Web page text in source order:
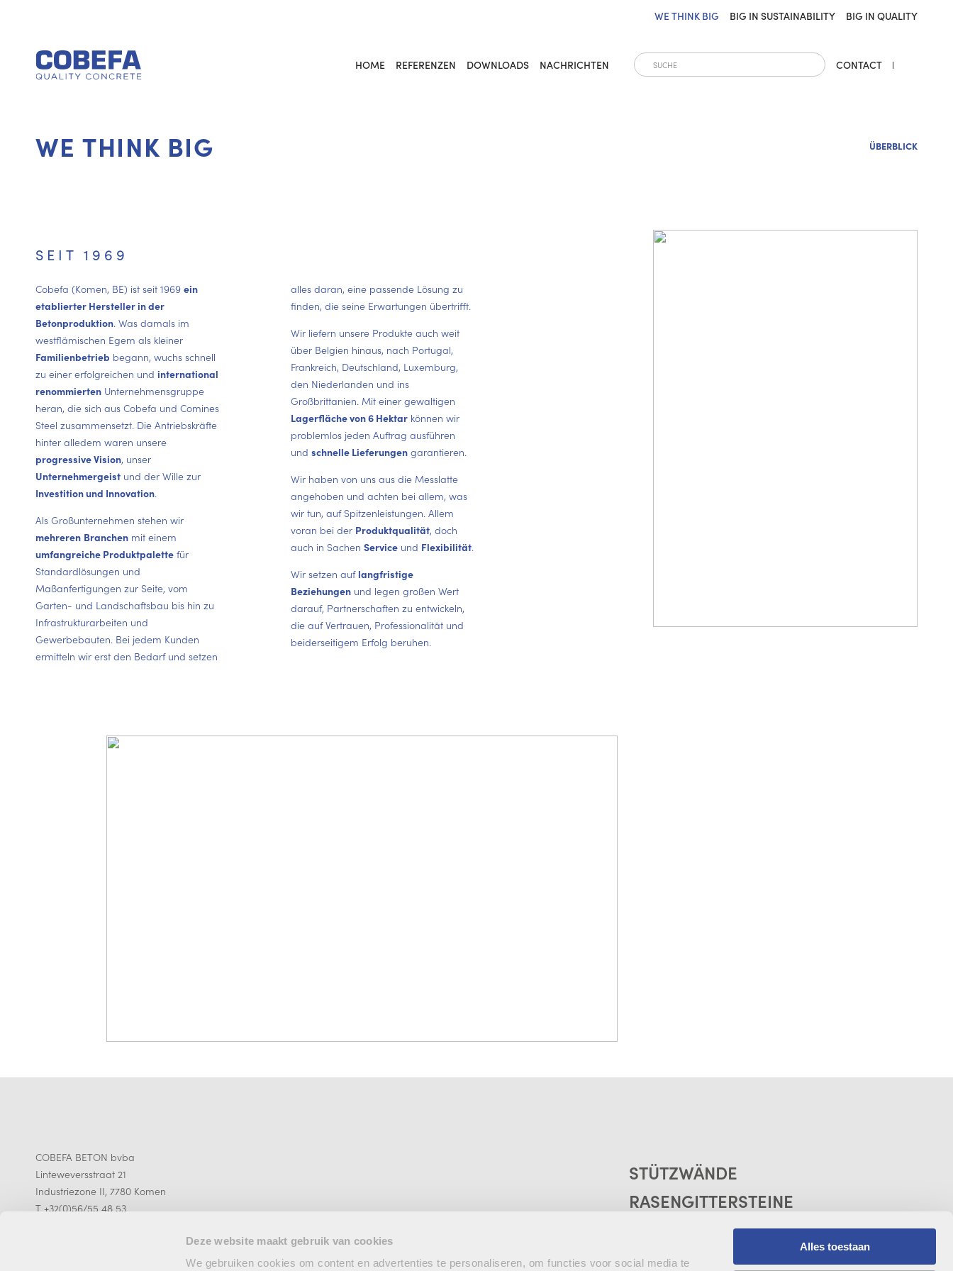
Deze website maakt gebruik van cookies
We gebruiken cookies om content en advertenties te personaliseren, om functies voor social media te
Alles toestaan
WE THINK BIG BIG IN SUSTAINABILITY BIG IN QUALITY
HOME REFERENZEN DOWNLOADS NACHRICHTEN CONTACT
WE THINK BIG ÜBERBLICK
SEIT 1969
Cobefa (Komen, BE) ist seit 1969 ein
etablierter Hersteller in der
Betonproduktion. Was damals im
westflämischen Egem als kleiner
Familienbetrieb begann, wuchs schnell
zu einer erfolgreichen und international
renommierten Unternehmensgruppe
heran, die sich aus Cobefa und Comines
Steel zusammensetzt. Die Antriebskräfte
hinter alledem waren unsere
progressive Vision, unser
Unternehmergeist und der Wille zur
Investition und Innovation.
Als Großunternehmen stehen wir
mehreren Branchen mit einem
umfangreiche Produktpalette für
Standardlösungen und
Maßanfertigungen zur Seite, vom
Garten- und Landschaftsbau bis hin zu
Infrastrukturarbeiten und
Gewerbebauten. Bei jedem Kunden
ermitteln wir erst den Bedarf und setzen
alles daran, eine passende Lösung zu
finden, die seine Erwartungen übertrifft.
Wir liefern unsere Produkte auch weit
über Belgien hinaus, nach Portugal,
Frankreich, Deutschland, Luxemburg,
den Niederlanden und ins
Großbrittanien. Mit einer gewaltigen
Lagerfläche von 6 Hektar können wir
problemlos jeden Auftrag ausführen
undschnelle Lieferungen garantieren.
Wir haben von uns aus die Messlatte
angehoben und achten bei allem, was
wir tun, auf Spitzenleistungen. Allem
voran bei der Produktqualität, doch
auch in SachenService und Flexibilität.
Wir setzen auf langfristige
Beziehungen und legen großen Wert
darauf, Partnerschaften zu entwickeln,
die auf Vertrauen, Professionalität und
beiderseitigem Erfolg beruhen.
COBEFA BETON bvba
Linteweversstraat 21
Industriezone II, 7780 Komen
T +32(0)56/55 48 53
STÜTZWÄNDE
RASENGITTERSTEINE
SILOWÄNDE